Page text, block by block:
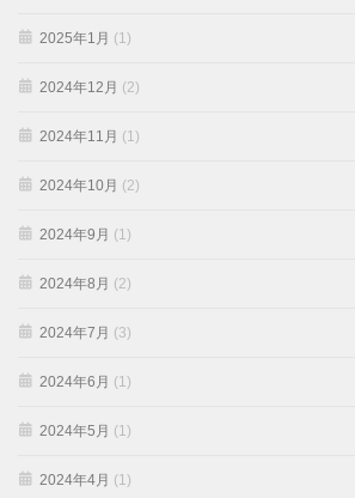
2025年1月 (1)
2024年12月 (2)
2024年11月 (1)
2024年10月 (2)
2024年9月 (1)
2024年8月 (2)
2024年7月 (3)
2024年6月 (1)
2024年5月 (1)
2024年4月 (1)